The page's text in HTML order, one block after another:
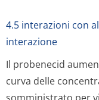
4.5 interazioni con
interazione
Il probenecid
curva delle